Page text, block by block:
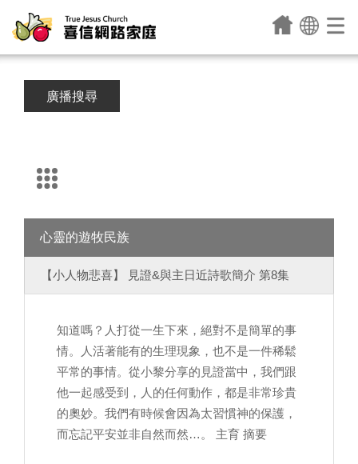
廣播搜尋
心靈的遊牧民族
【小人物悲喜】 見證&與主日近詩歌簡介 第8集
知道嗎？人打從一生下來，絕對不是簡單的事
情。人活著能有的生理現象，也不是一件稀鬆
平常的事情。從小黎分享的見證當中，我們跟
他一起感受到，人的任何動作，都是非常珍貴
的奧妙。我們有時候會因為太習慣神的保護，
而忘記平安並非自然而然…。 主育 摘要